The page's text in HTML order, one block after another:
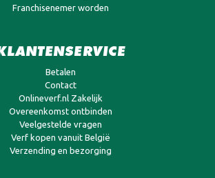
Franchisenemer worden
Betalen
Contact
Onlineverf.nl Zakelijk
Overeenkomst ontbinden
Veelgestelde vragen
Verf kopen vanuit België
Verzending en bezorging